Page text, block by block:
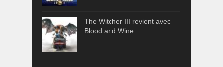
The Witcher III revient avec
Blood and Wine